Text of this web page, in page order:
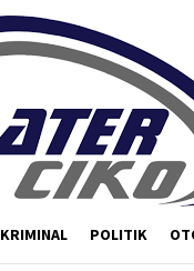
KRIMINAL POLITIK